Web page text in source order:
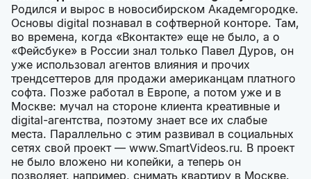
Родился и вырос в новосибирском Академгородке.
Основы digital познавал в софтверной конторе. Там,
во времена, когда «Вконтакте» еще не было, а о
«Фейсбуке» в России знал только Павел Дуров, он
уже использовал агентов влияния и прочих
трендсеттеров для продажи американцам платного
софта. Позже работал в Европе, а потом уже и в
Москве: мучал на стороне клиента креативные и
digital-агентства, поэтому знает все их слабые
места. Параллельно с этим развивал в социальных
сетях свой проект — www.SmartVideos.ru. В проект
не было вложено ни копейки, а теперь он
позволяет, например, снимать квартиру в Москве.